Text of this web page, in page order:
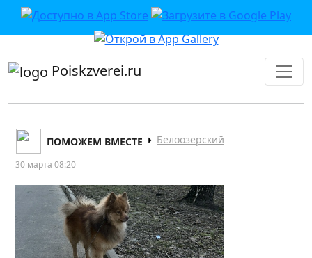
приложении или в VK">
Poiskzverei.ru
ПОМОЖЕМ ВМЕСТЕ Белоозерский
30 марта 08:20